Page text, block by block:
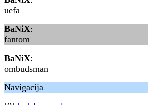
uefa
BaNiX:
fantom
BaNiX:
ombudsman
Navigacija